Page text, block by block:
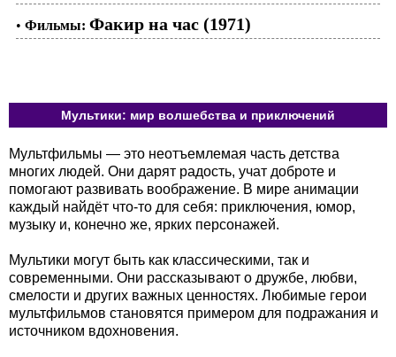
• Фильмы: Факир на час (1971)
Мультики: мир волшебства и приключений
Мультфильмы — это неотъемлемая часть детства
многих людей. Они дарят радость, учат доброте и
помогают развивать воображение. В мире анимации
каждый найдёт что-то для себя: приключения, юмор,
музыку и, конечно же, ярких персонажей.
Мультики могут быть как классическими, так и
современными. Они рассказывают о дружбе, любви,
смелости и других важных ценностях. Любимые герои
мультфильмов становятся примером для подражания и
источником вдохновения.